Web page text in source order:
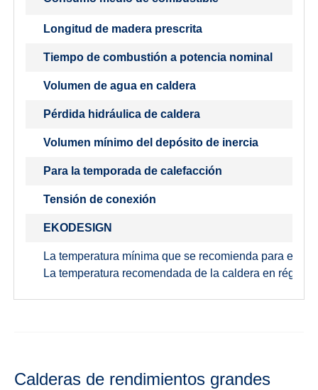
Longitud de madera prescrita
Tiempo de combustión a potencia nominal
Volumen de agua en caldera
Pérdida hidráulica de caldera
Volumen mínimo del depósito de inercia
Para la temporada de calefacción
Tensión de conexión
EKODESIGN
La temperatura mínima que se recomienda para el
La temperatura recomendada de la caldera en
Calderas de rendimientos grandes